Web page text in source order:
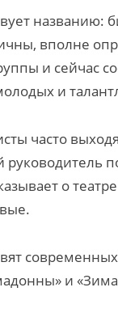
названию:
вполне
и сейчас
и
часто
о
и